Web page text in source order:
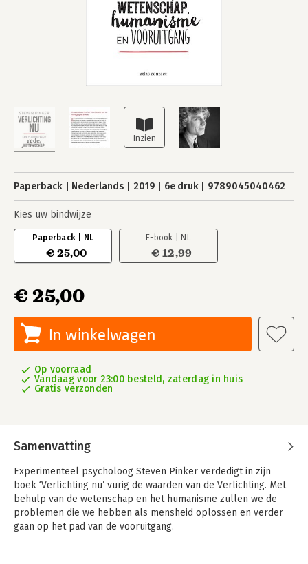
Paperback Nederlands 2019 6e druk 9789045040462
Kies uw bindwijze
Paperback | NL
€ 25,00
E-book | NL
€ 12,99
€ 25,00
In winkelwagen
Op voorraad
Vandaag voor 23:00 besteld, zaterdag in huis
Gratis verzonden
Samenvatting
Experimenteel psycholoog Steven Pinker verdedigt in zijn
boek ‘Verlichting nu’ vurig de waarden van de Verlichting. Met
behulp van de wetenschap en het humanisme zullen we de
problemen die we hebben als mensheid oplossen en verder
gaan op het pad van de vooruitgang.